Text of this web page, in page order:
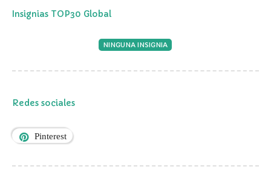
Insignias TOP30 Global
NINGUNA INSIGNIA
Redes sociales
Pinterest